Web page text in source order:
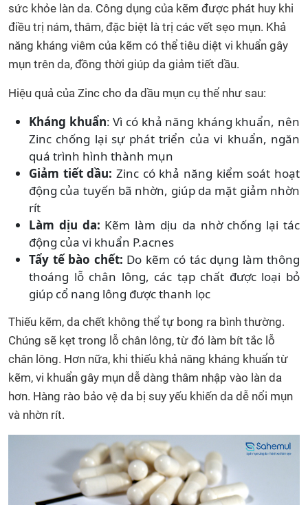
sức khỏe làn da. Công dụng của kẽm được phát huy khi
điều trị nám, thâm, đặc biệt là trị các vết sẹo mụn. Khả
năng kháng viêm của kẽm có thể tiêu diệt vi khuẩn gây
mụn trên da, đồng thời giúp da giảm tiết dầu.
Hiệu quả của Zinc cho da dầu mụn cụ thể như sau:
Kháng khuẩn: Vì có khả năng kháng khuẩn, nên
Zinc chống lại sự phát triển của vi khuẩn, ngăn
quá trình hình thành mụn
Giảm tiết dầu: Zinc có khả năng kiểm soát hoạt
động của tuyến bã nhờn, giúp da mặt giảm nhờn
rít
Làm dịu da: Kẽm làm dịu da nhờ chống lại tác
động của vi khuẩn P.acnes
Tẩy tế bào chết: Do kẽm có tác dụng làm thông
thoáng lỗ chân lông, các tạp chất được loại bỏ
giúp cổ nang lông được thanh lọc
Thiếu kẽm, da chết không thể tự bong ra bình thường.
Chúng sẽ kẹt trong lỗ chân lông, từ đó làm bít tắc lỗ
chân lông. Hơn nữa, khi thiếu khả năng kháng khuẩn từ
kẽm, vi khuẩn gây mụn dễ dàng thâm nhập vào làn da
hơn. Hàng rào bảo vệ da bị suy yếu khiến da dễ nổi mụn
và nhờn rít.